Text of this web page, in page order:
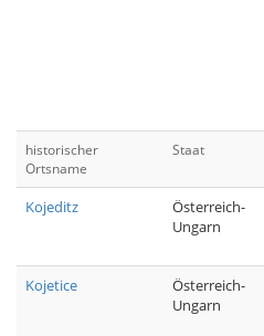
historischer
Ortsname
Staat
Kojeditz
Österreich-
Ungarn
Kojetice
Österreich-
Ungarn